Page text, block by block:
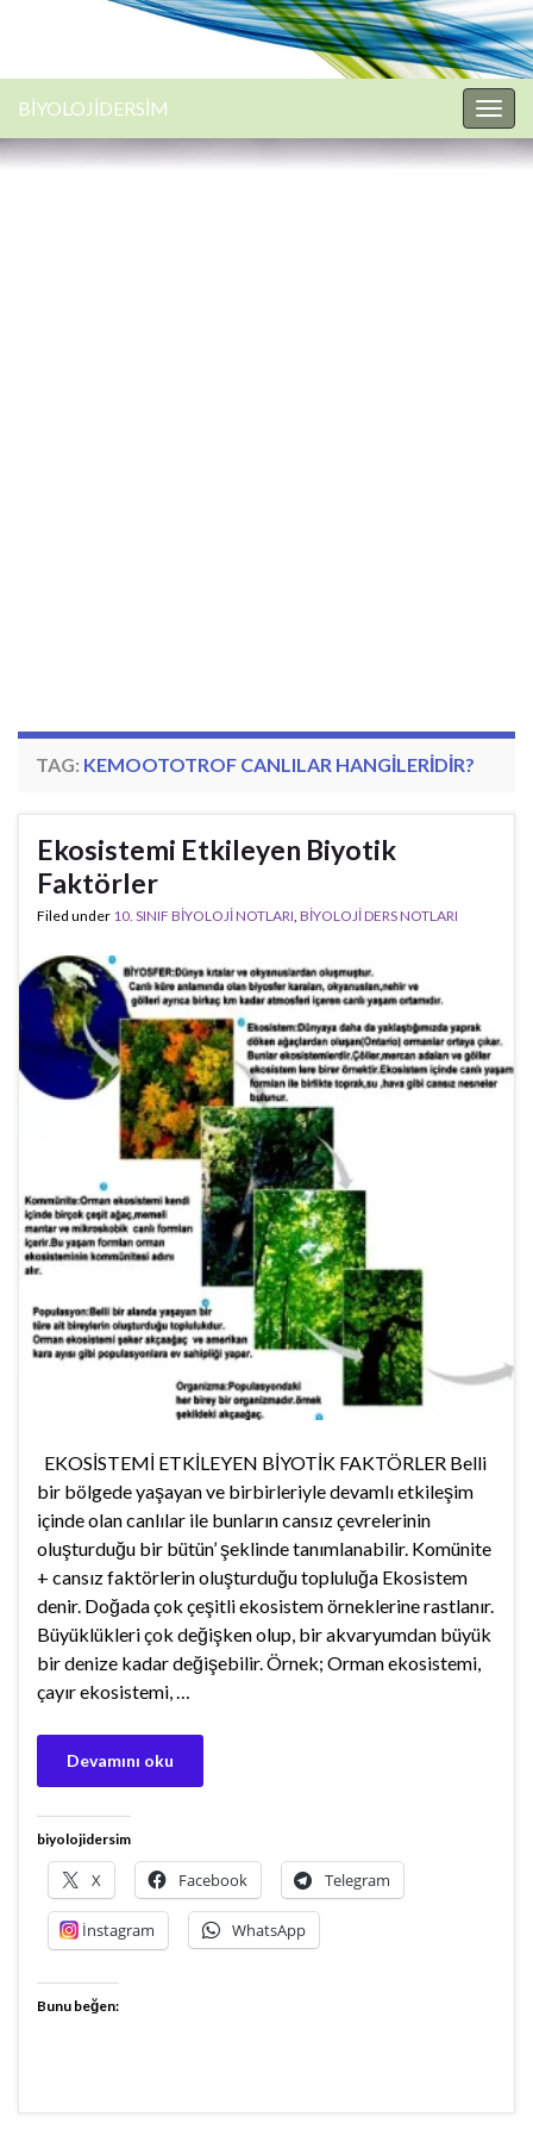
BİYOLOJİDERSİM
TAG: KEMOOTOTROF CANLILAR HANGILERIDIR?
Ekosistemi Etkileyen Biyotik
Faktörler
Filed under 10. SINIF BİYOLOJİ NOTLARI, BİYOLOJİ DERS NOTLARI
EKOSİSTEMİ ETKİLEYEN BİYOTİK FAKTÖRLER Belli
bir bölgede yaşayan ve birbirleriyle devamlı etkileşim
içinde olan canlılar ile bunların cansız çevrelerinin
oluşturduğu bir bütün’ şeklinde tanımlanabilir. Komünite
+ cansız faktörlerin oluşturduğu topluluğa Ekosistem
denir. Doğada çok çeşitli ekosistem örneklerine rastlanır.
Büyüklükleri çok değişken olup, bir akvaryumdan büyük
bir denize kadar değişebilir. Örnek; Orman ekosistemi,
çayır ekosistemi, …
Devamını oku
biyolojidersim
X Facebook Telegram
İnstagram WhatsApp
Bunu beğen: